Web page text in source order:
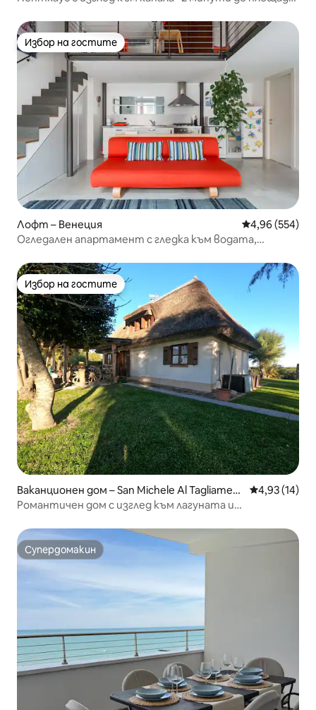
Избор на гостите
Избор на гостите
Лофт – Венеция Средна
4,96 (554)
Огледален апартамент с гледка към водата,
Избор на гостите
Избор на гостите
Ваканционен дом – San Michele Al Tagliament
o
Средна
4,93 (14)
Романтичен дом с изглед към лагуната и
Супердомакин
Супердомакин